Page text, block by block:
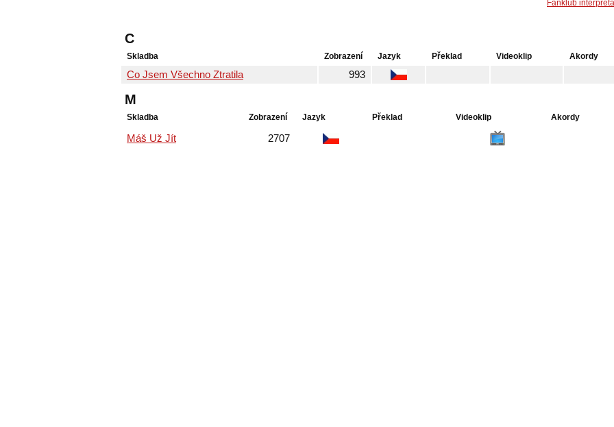
Fanklub interpreta
C
Skladba Zobrazení Jazyk Překlad Videoklip Akordy
Co Jsem Všechno Ztratila 993
M
Skladba Zobrazení Jazyk Překlad Videoklip Akordy
Máš Už Jít 2707